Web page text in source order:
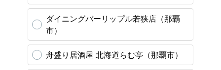
ダイニングバーリップル若狭店（那覇
市）
舟盛り居酒屋 北海道らむ亭（那覇市）